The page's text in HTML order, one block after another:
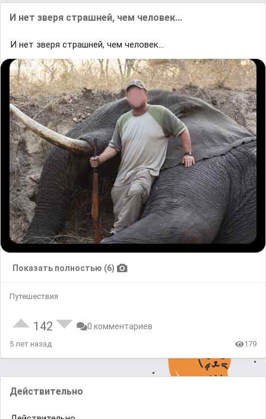
И нет зверя страшней, чем человек...
И нет зверя страшней, чем человек...
Показать полностью (6)
Путешествия
142 0 комментариев
5 лет назад 179
Действительно